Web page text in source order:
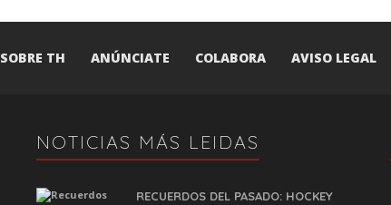
SOBRE TH ANÚNCIATE COLABORA AVISO LEGAL
NOTICIAS MÁS LEIDAS
RECUERDOS DEL PASADO: HOCKEY